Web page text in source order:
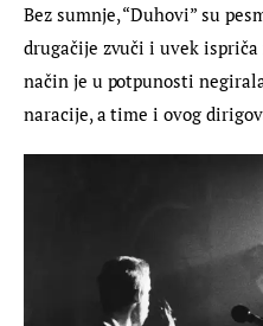
Bez sumnje, “Duhovi” su
drugačije zvuči i uvek
način je u potpunosti
naracije, a time i ovog